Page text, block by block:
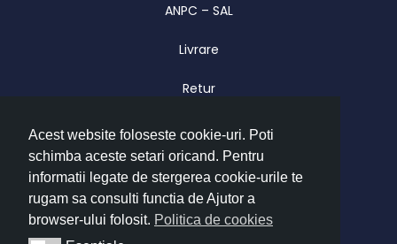
Acest website foloseste cookie-uri. Poti
schimba aceste setari oricand. Pentru
informatii legate de stergerea cookie-urile te
rugam sa consulti functia de Ajutor a
browser-ului folosit. Politica de cookies
ANPC – SAL
Livrare
Retur
Garantie
CONTACT
Luni – Vineri 09.00 – 17.00
office@imatrend.ro